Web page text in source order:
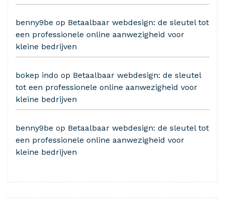
benny9be op Betaalbaar webdesign: de sleutel tot
een professionele online aanwezigheid voor
kleine bedrijven
bokep indo op Betaalbaar webdesign: de sleutel
tot een professionele online aanwezigheid voor
kleine bedrijven
benny9be op Betaalbaar webdesign: de sleutel tot
een professionele online aanwezigheid voor
kleine bedrijven